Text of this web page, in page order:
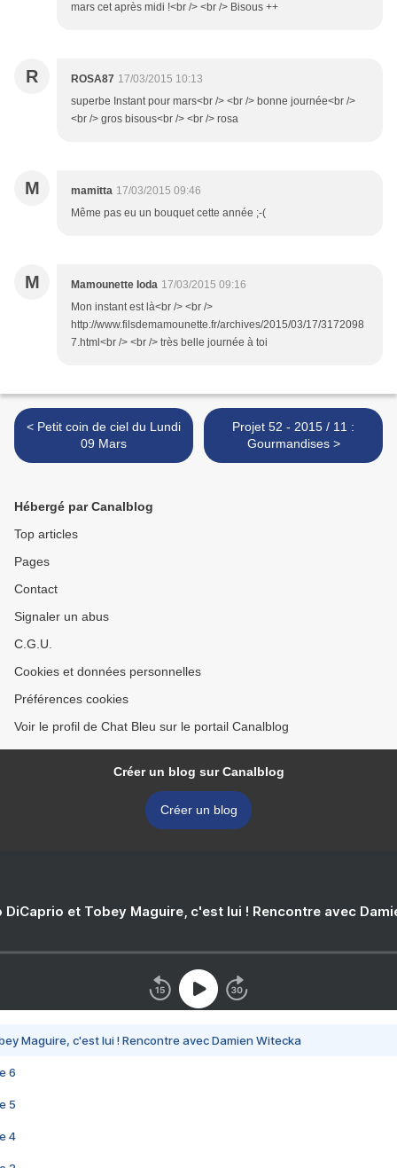
mars cet après midi !<br /> <br /> Bisous ++
R ROSA87 17/03/2015 10:13
superbe Instant pour mars<br /> <br /> bonne journée<br />
<br /> gros bisous<br /> <br /> rosa
M mamitta 17/03/2015 09:46
Même pas eu un bouquet cette année ;-(
M Mamounette Ioda 17/03/2015 09:16
Mon instant est là<br /> <br />
http://www.filsdemamounette.fr/archives/2015/03/17/3172098
7.html<br /> <br /> très belle journée à toi
< Petit coin de ciel du Lundi
09 Mars
Projet 52 - 2015 / 11 :
Gourmandises >
Hébergé par Canalblog
Top articles
Pages
Contact
Signaler un abus
C.G.U.
Cookies et données personnelles
Préférences cookies
Voir le profil de Chat Bleu sur le portail Canalblog
Créer un blog sur Canalblog
Créer un blog
DiCaprio et Tobey Maguire, c'est lui ! Rencontre avec
Maguire, c'est lui ! Rencontre avec Damien Witecka
6
5
4